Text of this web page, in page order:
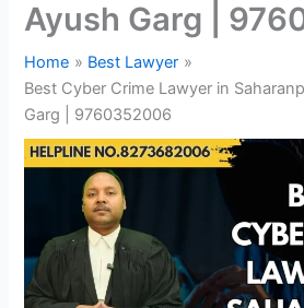
Ayush Garg |
Home
Best Lawyer
Best Cyber Crime Lawyer in
Garg | 9760352006